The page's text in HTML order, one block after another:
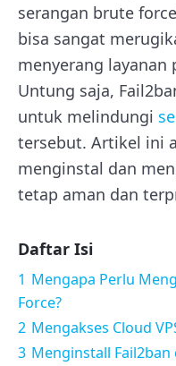
serangan brute
bisa sangat
menyerang layanan
Untung saja,
untuk melindungi
tersebut. Artikel ini
menginstal dan
tetap aman dan
Daftar Isi
1 Mengapa Perlu
Force?
2 Mengakses Cloud
3 Menginstall Fail2ban